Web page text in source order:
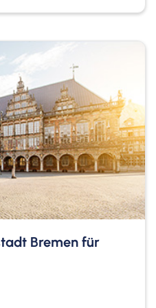
Bremen für